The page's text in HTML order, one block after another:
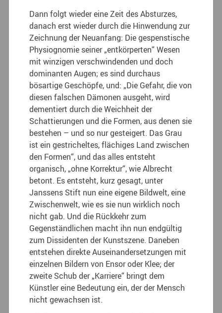
Dann folgt wieder eine Zeit des Absturzes,
danach erst wieder durch die Hinwendung zur
Zeichnung der Neuanfang: Die gespenstische
Physiognomie seiner „entkörperten“ Wesen
mit winzigen verschwindenden und doch
dominanten Augen; es sind durchaus
bösartige Geschöpfe, und: „Die Gefahr, die von
diesen falschen Dämonen ausgeht, wird
dementiert durch die Weichheit der
Schattierungen und die Formen, aus denen sie
bestehen – und so nur gesteigert. Das Grau
ist ein gestricheltes, flächiges Land zwischen
den Formen“, und das alles entsteht
organisch, „ohne Korrektur“, wie Albrecht
betont. Es entsteht, kurz gesagt, unter
Janssens Stift nun eine eigene Bildwelt, eine
Zwischenwelt, wie es sie nun wirklich noch
nicht gab. Und die Rückkehr zum
Gegenständlichen macht ihn nun endgültig
zum Dissidenten der Kunstszene. Daneben
entstehen direkte Auseinandersetzungen mit
einzelnen Bildern von Ensor oder Klee; der
zweite Schub der „Karriere“ bringt dem
Künstler eine Bedeutung ein, der der Mensch
nicht gewachsen ist.